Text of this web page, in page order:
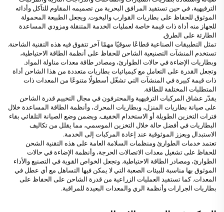
الترفيهية، في حين تستفيد المرافق البحرية من تصميمه المقاوم للتآكل وأدائه
الموثوق للحفاظ على بطاريات القوارب واليخوت. ويجعل الطبيعة المحمولة
للجهاز منه أداة ذات قيمة خاصة لعمليات الخدمة المتنقلة ومزودي المساعدة
الطارئة على الطرق.
تمثل التطبيقات الصناعية قطاعًا سوقيًا مهمًا آخر تتفوق فيه هذه التقنية الشاحنة.
تستخدم المنشآت التصنيعية الشاحن للحفاظ على أنظمة الطاقة الاحتياطية،
وبطاريات الإضاءة في حالات الطوارئ، ومصادر طاقة معدات مناولة المواد.
وتجعل القدرة على التعامل مع كيميائيات بطاريات متعددة من هذا الشاحن أداة
ذات قيمة كبيرة في المنشآت التي تشغّل أسطولًا متنوعًا من المعدات ذات
المتطلبات المختلفة للطاقة.
يقدّر عشاق المركبات الترفيهية والمحترفون في مجال التخييم قدرة الشاحن
على صيانة بطاريات المنزل، وبطاريات المحرك، وأنظمة الطاقة المساعدة خلال
فترات التخزين الطويلة أو الاستخدام الخفيف. ويضمن وضع الصيانة التلقائي بقاء
البطاريات في أفضل حالة خلال التخزين الموسمي، مما يقلل من تكاليف
الاستبدال ويعزز الموثوقية عند إعادة المركبات إلى الخدمة.
تعتمد خدمات الطوارئ ومنظمات السلامة العامة على هذه التقنية الشحن
للحفاظ على تشغيل معدات الاتصالات الحرجة، وأنظمة الإضاءة في حالات
الطوارئ، ومصادر الطاقة الاحتياطية. وتجعل الخواص القوية في التصنيع والأداء
الموثوق بها مناسبة للبيئات الصعبة التي لا يمكن فيها التساهل مع أي عطل في
المعدات. كما تستفيد العمليات الزراعية من قدرة الشاحن على الحفاظ على
بطاريات الجرارات وأنظمة الري والمعدات البعيدة للمراقبة.